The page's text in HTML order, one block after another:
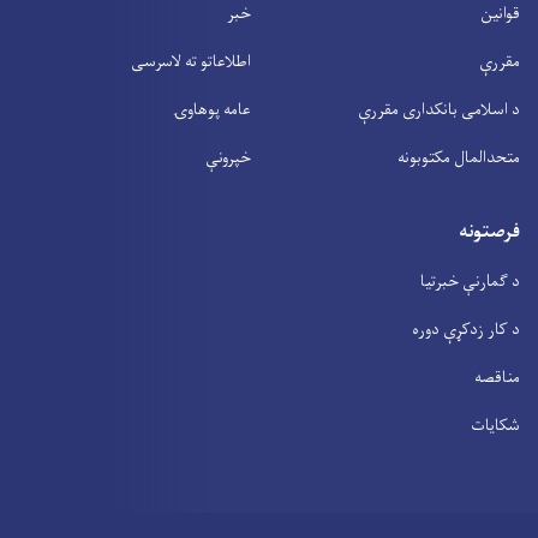
قوانین
مقررې
د اسلامی بانکداری مقررې
متحدالمال مکتوبونه
خبر
اطلاعاتو ته لاسرسی
عامه پوهاوۍ
خپرونې
فرصتونه
د ګمارنې خبرتیا
د کار زدکړې دوره
مناقصه
شکایات